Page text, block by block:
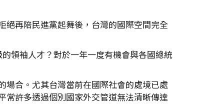
絕再陪民進黨起舞後，台灣的國際空間完全
領袖人才？對於一年一度有機會與各國總統
場合。尤其台灣當前在國際社會的處境已處
常許多透過個別國家外交管道無法清晰傳達